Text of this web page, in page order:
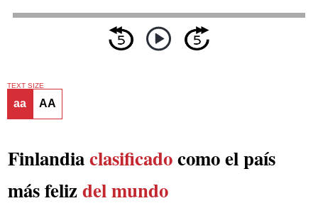
TEXT SIZE
aa AA
Finlandiaclasificadocomo el país
más felizdel mundo